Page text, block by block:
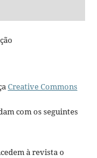
Creative Commons
com os seguintes
à revista o